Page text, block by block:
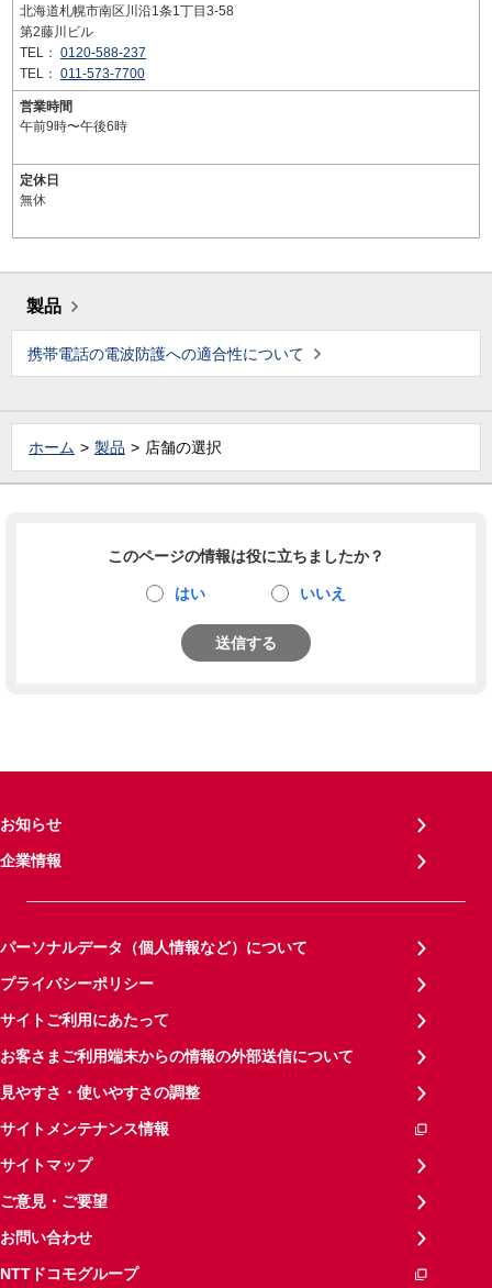
北海道札幌市南区川沿1条1丁目3-58
第2藤川ビル
TEL： 0120-588-237
TEL： 011-573-7700
営業時間
午前9時〜午後6時
定休日
無休
製品
携帯電話の電波防護への適合性について
ホーム 製品 店舗の選択
このページの情報は役に立ちましたか？
はい いいえ
送信する
お知らせ
企業情報
パーソナルデータ（個人情報など）について
プライバシーポリシー
サイトご利用にあたって
お客さまご利用端末からの情報の外部送信について
見やすさ・使いやすさの調整
サイトメンテナンス情報
サイトマップ
ご意見・ご要望
お問い合わせ
NTTドコモグループ